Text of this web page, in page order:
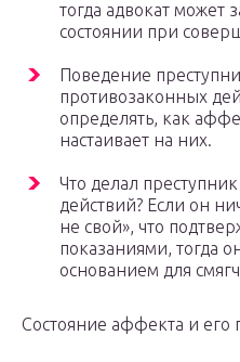
тогда адвокат может
состоянии при
Поведение
противозаконных
определять, как
настаивает на них.
Что делал
действий? Если он
не свой», что
показаниями, тогда
основанием для
Состояние аффекта и